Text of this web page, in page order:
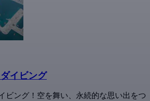
イビング
ビング！空を舞い、永続的な思い出をつ